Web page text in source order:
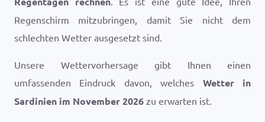
Regenschirm mitzubringen, damit Sie nicht dem
schlechten Wetter ausgesetzt sind.
Unsere Wettervorhersage gibt Ihnen einen
umfassenden Eindruck davon, welches Wetter in
Sardinien im November 2026 zu erwarten ist.